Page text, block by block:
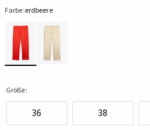
Farbe:erdbeere
Größe:
36 38